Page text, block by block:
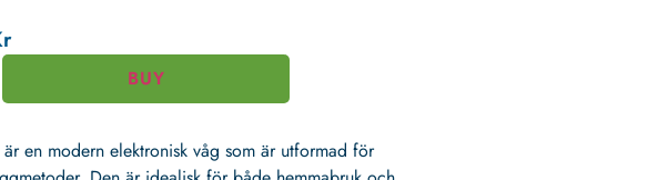
BUY
en modern elektronisk våg som är utformad för